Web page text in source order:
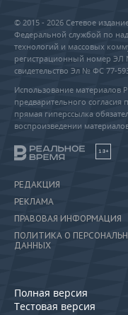
© 2015 - 2026 Сетевое
Федеральной службой по
технологий и массовых
регистрационный номер ЭЛ
свидетельство Эл № ФС 77-
Использование материалов
предварительного согласия
прямая гиперссылка
воспроизведении
18+
РЕДАКЦИЯ
РЕКЛАМА
ПРАВОВАЯ ИНФОРМАЦИЯ
ПОЛИТИКА О
ДАННЫХ
Полная версия
Тестовая версия